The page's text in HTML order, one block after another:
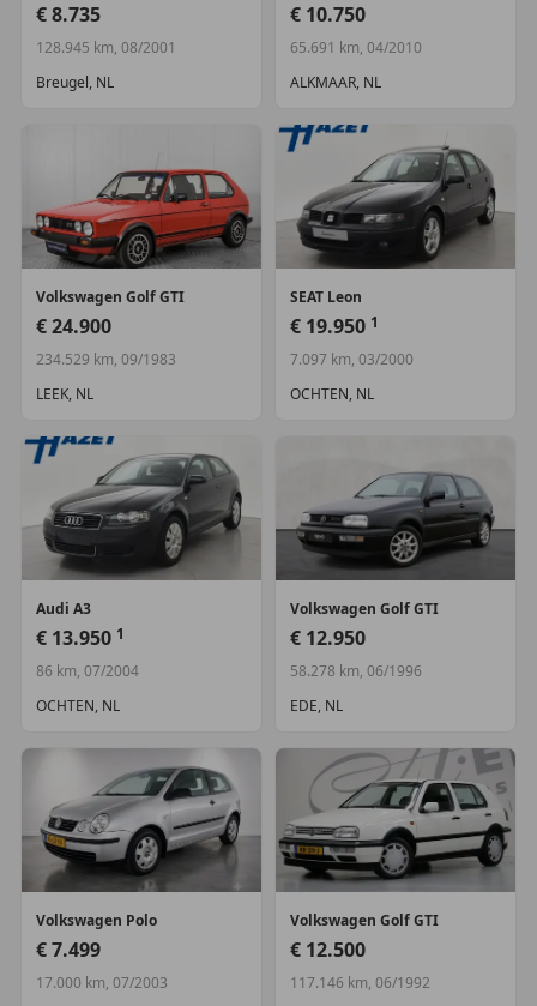
€ 8.735
128.945 km, 08/2001
Breugel, NL
€ 10.750
65.691 km, 04/2010
ALKMAAR, NL
Volkswagen Golf GTI
€ 24.900
234.529 km, 09/1983
LEEK, NL
SEAT Leon
€ 19.950 1
7.097 km, 03/2000
OCHTEN, NL
Audi A3
€ 13.950 1
86 km, 07/2004
OCHTEN, NL
Volkswagen Golf GTI
€ 12.950
58.278 km, 06/1996
EDE, NL
Volkswagen Polo
€ 7.499
17.000 km, 07/2003
Volkswagen Golf GTI
€ 12.500
117.146 km, 06/1992